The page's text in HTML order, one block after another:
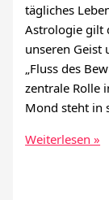
tägliches
Astrologie gilt
unseren Geist
„Fluss des
zentrale Rolle
Mond steht in
In
Weiterlesen »